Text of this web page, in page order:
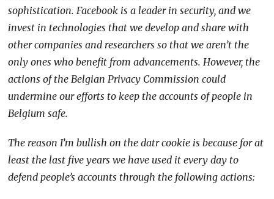
sophistication. Facebook is a leader in security, and we
invest in technologies that we develop and share with
other companies and researchers so that we aren’t the
only ones who benefit from advancements. However, the
actions of the Belgian Privacy Commission could
undermine our efforts to keep the accounts of people in
Belgium safe.
The reason I’m bullish on the datr cookie is because for at
least the last five years we have used it every day to
defend people’s accounts through the following actions: